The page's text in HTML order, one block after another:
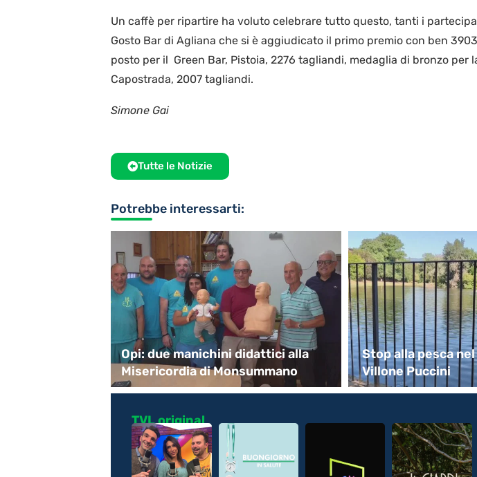
Un caffè per ripartire ha voluto celebrare tutto questo, tanti i
Gosto Bar di Agliana che si è aggiudicato il primo premio con ben
posto per il Green Bar, Pistoia, 2276 tagliandi, medaglia di bronzo per
Capostrada, 2007 tagliandi.
Simone Gai
Tutte le Notizie
Potrebbe interessarti:
Opi: due manichini didattici alla
Misericordia di Monsummano
Stop alla pesca
Villone Puccini
TVL original